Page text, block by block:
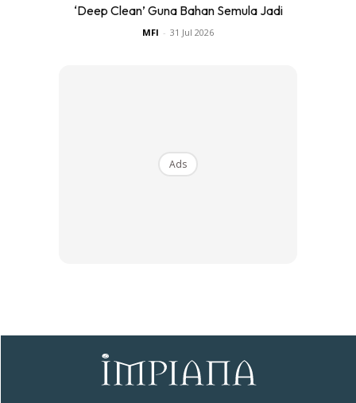
‘Deep Clean’ Guna Bahan Semula Jadi
MFI - 31 Jul 2026
Ads